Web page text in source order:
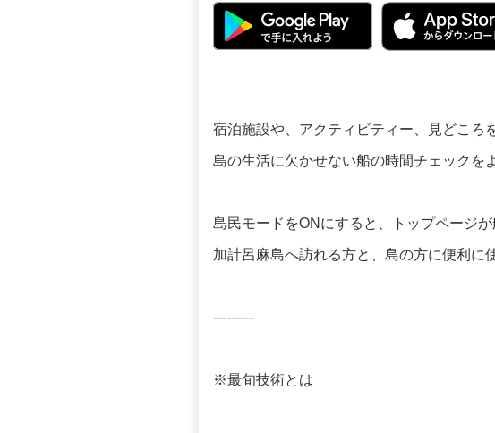
宿泊施設や、アクティビティー、見どころ
島の生活に欠かせない船の時間チェックを
島民モードをONにすると、トップページが
加計呂麻島へ訪れる方と、島の方に便利に
---------
※最旬技術とは